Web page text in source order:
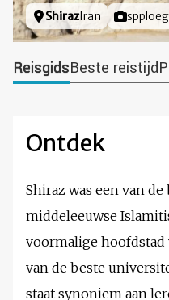
Locatie
ShirazIran Foto door
spploeg
ReisgidsBeste reistijd
Ontdek
Shiraz was een van
middeleeuwse
voormalige hoofdstad
van de beste
staat synoniem aan